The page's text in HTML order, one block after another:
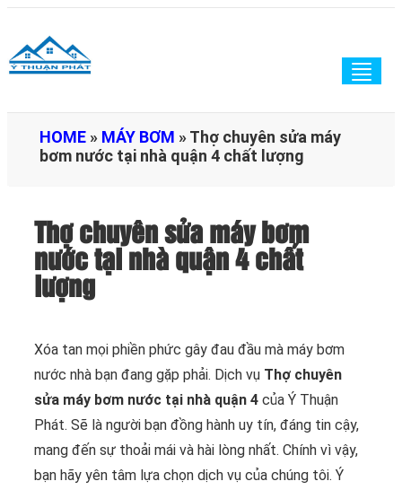
HOME » MÁY BƠM »Thợ chuyên sửa máy
bơm nước tại nhà quận 4 chất lượng
Thợ chuyên sửa máy bơm
nước tại nhà quận 4 chất
lượng
Xóa tan mọi phiền phức gây đau đầu mà máy bơm
nước nhà bạn đang gặp phải. Dịch vụ Thợ chuyên
sửa máy bơm nước tại nhà quận 4 của Ý Thuận
Phát. Sẽ là người bạn đồng hành uy tín, đáng tin cậy,
mang đến sự thoải mái và hài lòng nhất. Chính vì vậy,
bạn hãy yên tâm lựa chọn dịch vụ của chúng tôi. Ý